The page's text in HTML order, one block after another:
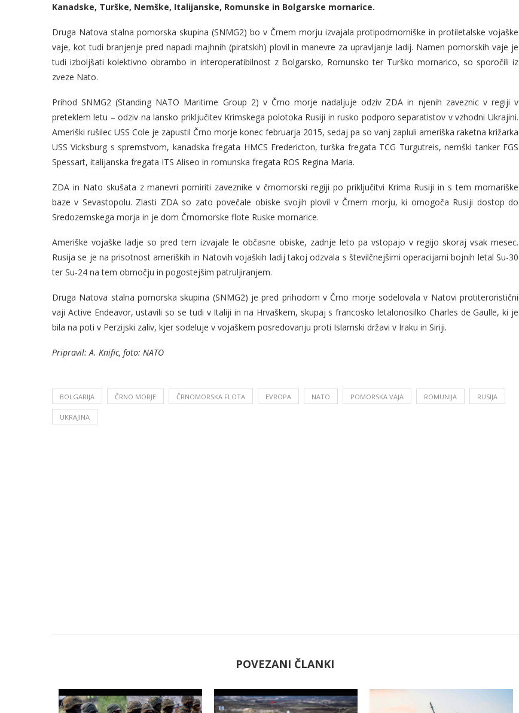
Kanadske, Turške, Nemške, Italijanske, Romunske in Bolgarske mornarice.
Druga Natova stalna pomorska skupina (SNMG2) bo v Črnem morju izvajala protipodmorniške in protiletalske vojaške
vaje, kot tudi branjenje pred napadi majhnih (piratskih) plovil in manevre za upravljanje ladij. Namen pomorskih vaje je
tudi izboljšati kolektivno obrambo in interoperatibilnost z Bolgarsko, Romunsko ter Turško mornarico, so sporočili iz
zveze Nato.
Prihod SNMG2 (Standing NATO Maritime Group 2) v Črno morje nadaljuje odziv ZDA in njenih zaveznic v regiji v
preteklem letu – odziv na lansko priključitev Krimskega polotoka Rusiji in rusko podporo separatistov v vzhodni Ukrajini.
Ameriški rušilec USS Cole je zapustil Črno morje konec februarja 2015, sedaj pa so vanj zapluli ameriška raketna križarka
USS Vicksburg s spremstvom, kanadska fregata HMCS Fredericton, turška fregata TCG Turgutreis, nemški tanker FGS
Spessart, italijanska fregata ITS Aliseo in romunska fregata ROS Regina Maria.
ZDA in Nato skušata z manevri pomiriti zaveznike v črnomorski regiji po priključitvi Krima Rusiji in s tem mornariške
baze v Sevastopolu. Zlasti ZDA so zato povečale obiske svojih plovil v Črnem morju, ki omogoča Rusiji dostop do
Sredozemskega morja in je dom Črnomorske flote Ruske mornarice.
Ameriške vojaške ladje so pred tem izvajale le občasne obiske, zadnje leto pa vstopajo v regijo skoraj vsak mesec.
Rusija se je na prisotnost ameriških in Natovih vojaških ladij takoj odzvala s številčnejšimi operacijami bojnih letal Su-30
ter Su-24 na tem območju in pogostejšim patruljiranjem.
Druga Natova stalna pomorska skupina (SNMG2) je pred prihodom v Črno morje sodelovala v Natovi protiteroristični
vaji Active Endeavor, ustavili so se tudi v Italiji in na Hrvaškem, skupaj s francosko letalonosilko Charles de Gaulle, ki je
bila na poti v Perzijski zaliv, kjer sodeluje v vojaškem posredovanju proti Islamski državi v Iraku in Siriji.
Pripravil: A. Knific, foto: NATO
BOLGARIJA ČRNO MORJE ČRNOMORSKA FLOTA EVROPA NATO POMORSKA VAJA ROMUNIJA RUSIJA
UKRAJINA
POVEZANI ČLANKI